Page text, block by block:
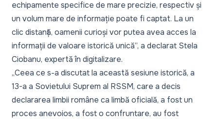
echipamente specifice de mare precizie, respectiv și
un volum mare de informație poate fi captat. La un
clic distanță, oamenii curioși vor putea avea acces la
informații de valoare istorică unică”, a declarat Stela
Ciobanu, expertă în digitalizare.
„Ceea ce s-a discutat la această sesiune istorică, a
13-a a Sovietului Suprem al RSSM, care a decis
declararea limbii române ca limbă oficială, a fost un
proces anevoios, a fost o confruntare, au fost